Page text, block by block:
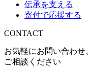
伝承を支える
寄付で応援する
CONTACT
お気軽にお問い合わせ、
ご相談ください